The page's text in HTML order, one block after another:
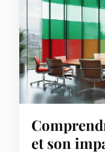
et son